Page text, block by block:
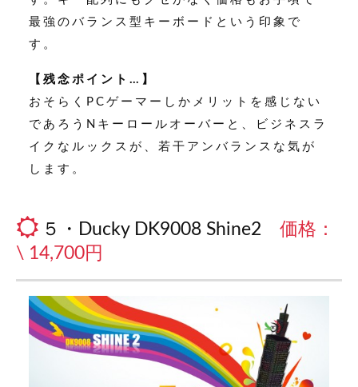
最強のバランス型キーボードという印象で
す。
【残念ポイント…】
おそらくPCゲーマーしかメリットを感じない
であろうNキーロールオーバーと、ビジネスラ
イクなルックスが、若干アンバランスな気が
します。
５・Ducky DK9008 Shine2 価格：
\ 14,700円